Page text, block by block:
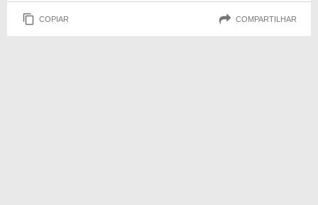
COPIAR COMPARTILHAR